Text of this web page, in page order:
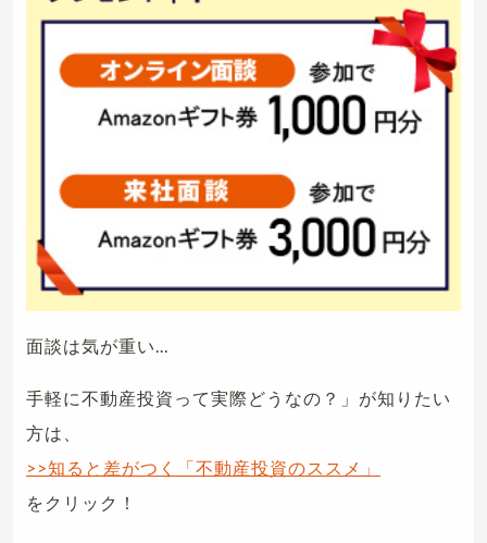
面談は気が重い...
手軽に不動産投資って実際どうなの？」が知りたい
方は、
>>知ると差がつく「不動産投資のススメ」
をクリック！